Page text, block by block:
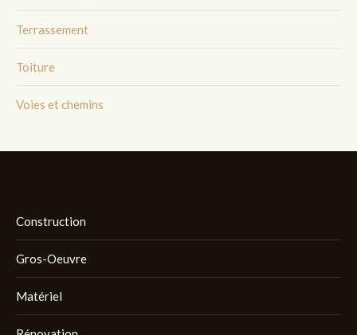
Terrassement
Toiture
Voies et chemins
Construction
Gros-Oeuvre
Matériel